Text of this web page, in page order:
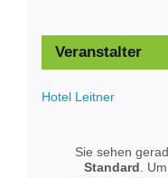
Veranstalter
Hotel Leitner
Sie sehen
Standard .